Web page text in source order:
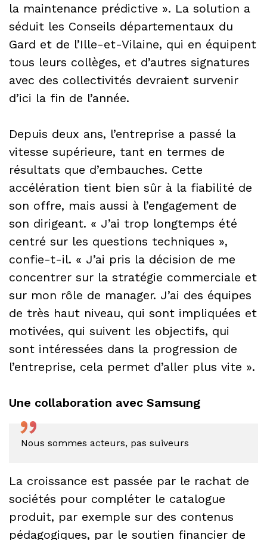
la maintenance prédictive ». La solution a
séduit les Conseils départementaux du
Gard et de l’Ille-et-Vilaine, qui en équipent
tous leurs collèges, et d’autres signatures
avec des collectivités devraient survenir
d’ici la fin de l’année.
Depuis deux ans, l’entreprise a passé la
vitesse supérieure, tant en termes de
résultats que d’embauches. Cette
accélération tient bien sûr à la fiabilité de
son offre, mais aussi à l’engagement de
son dirigeant. « J’ai trop longtemps été
centré sur les questions techniques »,
confie-t-il. « J’ai pris la décision de me
concentrer sur la stratégie commerciale et
sur mon rôle de manager. J’ai des équipes
de très haut niveau, qui sont impliquées et
motivées, qui suivent les objectifs, qui
sont intéressées dans la progression de
l’entreprise, cela permet d’aller plus vite ».
Une collaboration avec Samsung
Nous sommes acteurs, pas suiveurs
”
La croissance est passée par le rachat de
sociétés pour compléter le catalogue
produit, par exemple sur des contenus
pédagogiques, par le soutien financier de